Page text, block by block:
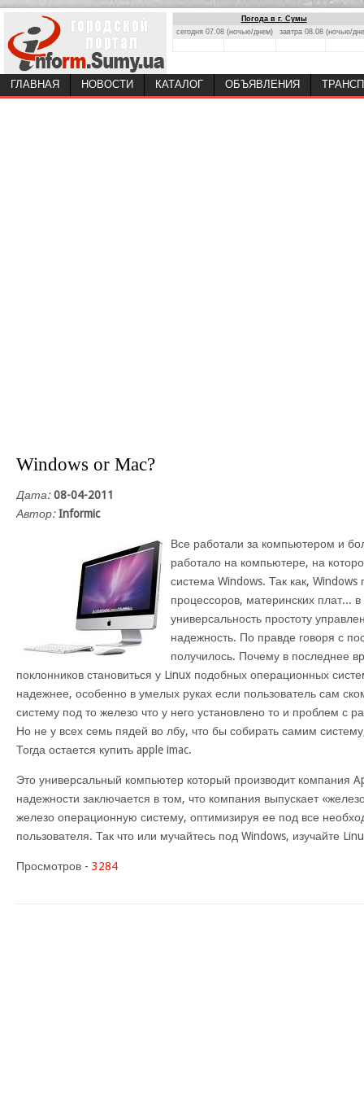
Погода в г. Сумы
сегодня 07.08 (ночью/днем)
завтра 08.08 (ночью/
ГЛАВНАЯ НОВОСТИ КАТАЛОГ ОБЪЯВЛЕНИЯ
Windows or Mac?
Дата: 08-04-2011
Автор: Informic
Все работали за компьютером и
работало на компьютере, на
система Windows. Так как,
процессоров, материнских плат...
универсальность простоту
надежность. По правде говоря с
получилось. Почему в последнее
поклонников становиться у Linux подобных операционных
надежнее, особенно в умелых руках если пользователь сам
систему под то железо что у него установлено то и проблем с
Но не у всех семь пядей во лбу, что бы собирать самим
Тогда остается купить apple imac.
Это универсальный компьютер который производит компания
надежности заключается в том, что компания выпускает
железо операционную систему, оптимизируя ее под все
пользователя. Так что или мучайтесь под Windows, изучайте
Просмотров - 3284